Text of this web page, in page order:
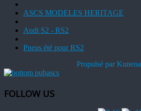
ASCS MODELES HERITAGE
Audi S2 - RS2
Pneus été pour RS2
Propulsé parKunena
FOLLOW US